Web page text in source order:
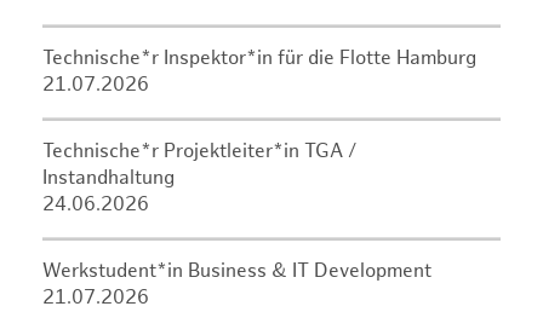
Technische*r Inspektor*in für die Flotte Hamburg
21.07.2026
Technische*r Projektleiter*in TGA /
Instandhaltung
24.06.2026
Werkstudent*in Business & IT Development
21.07.2026